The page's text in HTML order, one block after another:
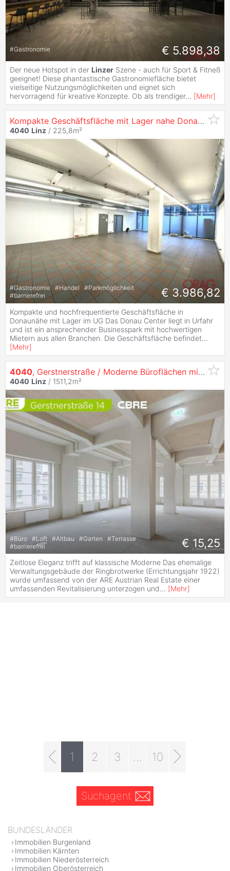
#Gastronomie € 5.898,38
Der neue Hotspot in der Linzer Szene - auch für Sport & Fitneß
geeignet! Diese phantastische Gastronomiefläche bietet
vielseitige Nutzungsmöglichkeiten und eignet sich
hervorragend für kreative Konzepte. Ob als trendiger... [Mehr]
Kompakte Geschäftsfläche mit Lager nahe Donau zu mieten - in
4040 Linz / 225,8m²
#Gastronomie #Handel #Parkmöglichkeit
#barrierefrei € 3.986,82
Kompakte und hochfrequentierte Geschäftsfläche in
Donaunähe mit Lager im UG Das Donau Center liegt in Urfahr
und ist ein ansprechender Businesspark mit hochwertigen
Mietern aus allen Branchen. Die Geschäftsfläche befindet...
[Mehr]
4040, Gerstnerstraße / Moderne Büroflächen mit einzigartigem Flair auf 3 Ebenen in
4040 Linz / 1511,2m²
#Büro #Loft #Altbau #Garten #Terrasse
#barrierefrei € 15,25
Zeitlose Eleganz trifft auf klassische Moderne Das ehemalige
Verwaltungsgebäude der Ringbrotwerke (Errichtungsjahr 1922)
wurde umfassend von der ARE Austrian Real Estate einer
umfassenden Revitalisierung unterzogen und... [Mehr]
1 2 3 10
Suchagent
BUNDESLÄNDER
Immobilien Burgenland
Immobilien Kärnten
Immobilien Niederösterreich
Immobilien Oberösterreich